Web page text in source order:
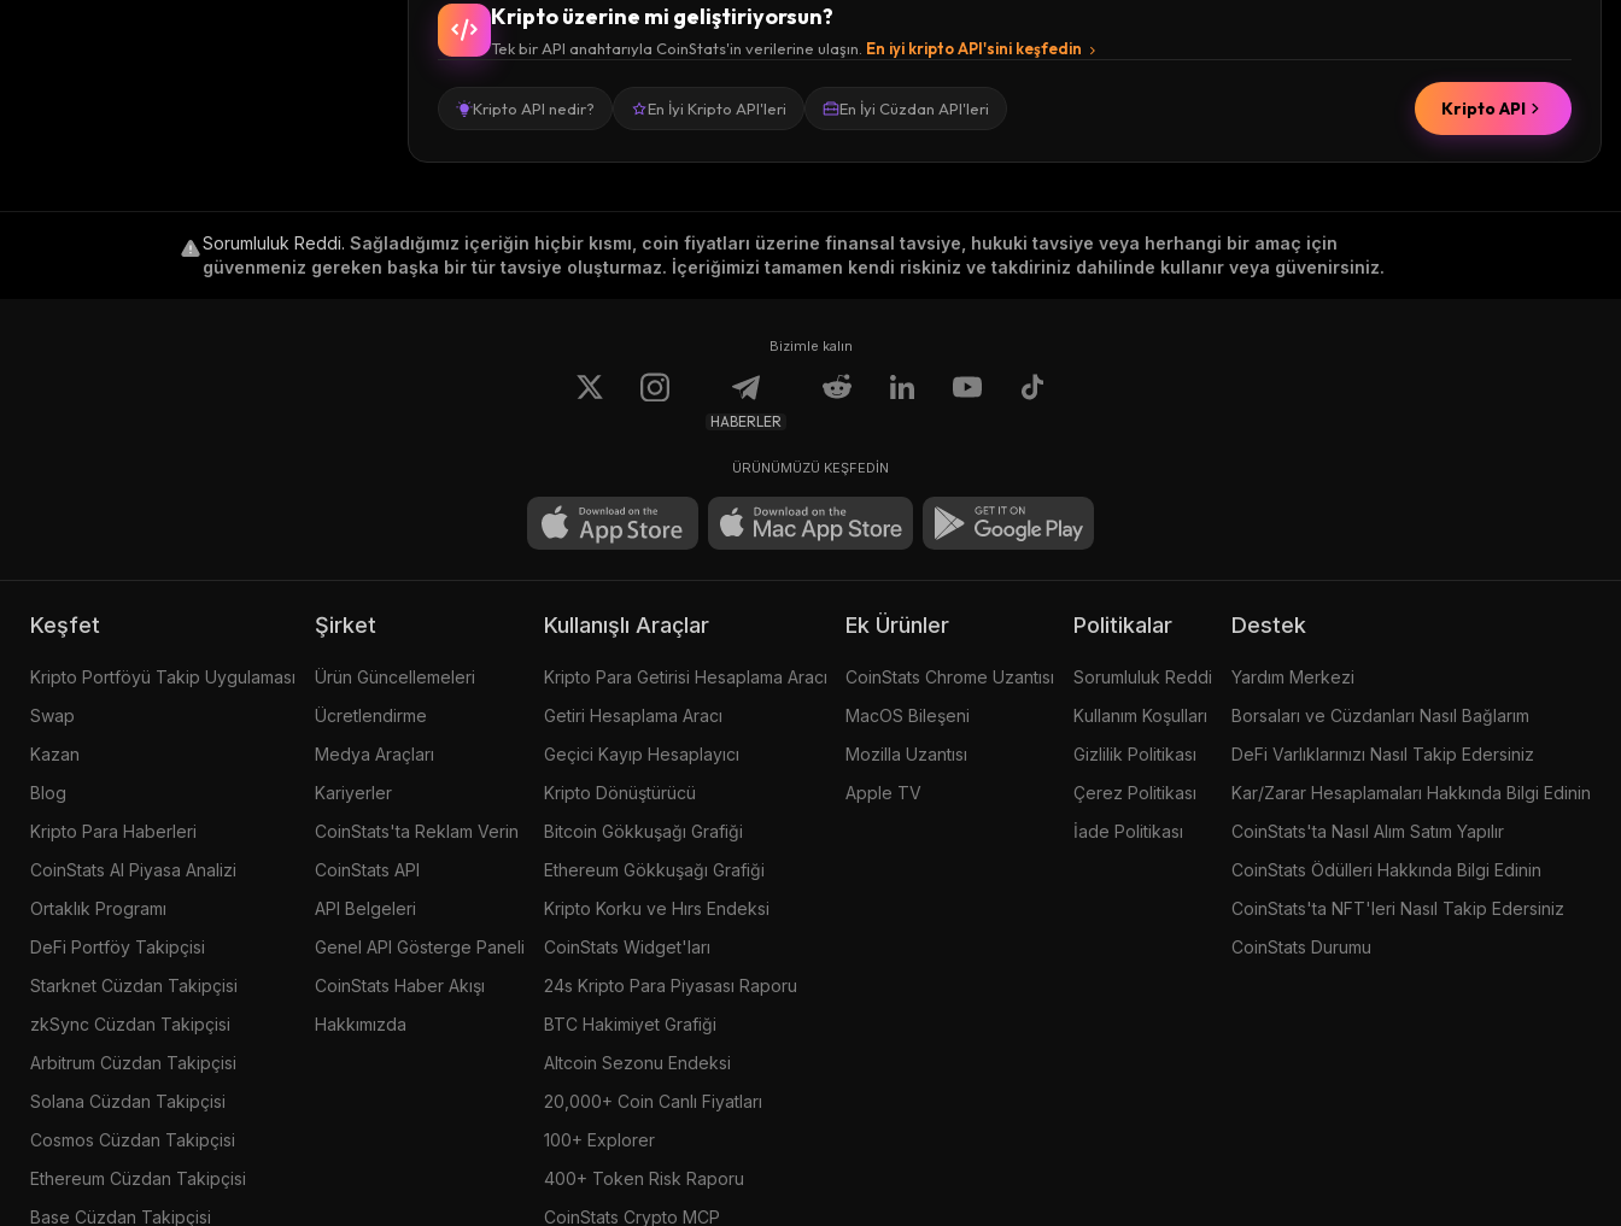
Kripto üzerine mi geliştiriyorsun?
Tek bir API anahtarıyla CoinStats'in verilerine ulaşın. En iyi kripto API'sini keşfedin
Kripto API nedir? En İyi Kripto API'leri En İyi Cüzdan API'leri Kripto API
Sorumluluk Reddi. Sağladığımız içeriğin hiçbir kısmı, coin fiyatları üzerine finansal tavsiye, hukuki tavsiye veya herhangi bir amaç için
güvenmeniz gereken başka bir tür tavsiye oluşturmaz. İçeriğimizi tamamen kendi riskiniz ve takdiriniz dahilinde kullanır veya güvenirsiniz.
Bizimle kalın
HABERLER
ÜRÜNÜMÜZÜ KEŞFEDİN
Keşfet
Kripto Portföyü Takip Uygulaması
Swap
Kazan
Blog
Kripto Para Haberleri
CoinStats AI Piyasa Analizi
Ortaklık Programı
DeFi Portföy Takipçisi
Starknet Cüzdan Takipçisi
zkSync Cüzdan Takipçisi
Arbitrum Cüzdan Takipçisi
Solana Cüzdan Takipçisi
Cosmos Cüzdan Takipçisi
Ethereum Cüzdan Takipçisi
Base Cüzdan Takipçisi
Şirket
Ürün Güncellemeleri
Ücretlendirme
Medya Araçları
Kariyerler
CoinStats'ta Reklam Verin
CoinStats API
API Belgeleri
Genel API Gösterge Paneli
CoinStats Haber Akışı
Hakkımızda
Kullanışlı Araçlar
Kripto Para Getirisi Hesaplama Aracı
Getiri Hesaplama Aracı
Geçici Kayıp Hesaplayıcı
Kripto Dönüştürücü
Bitcoin Gökkuşağı Grafiği
Ethereum Gökkuşağı Grafiği
Kripto Korku ve Hırs Endeksi
CoinStats Widget'ları
24s Kripto Para Piyasası Raporu
BTC Hakimiyet Grafiği
Altcoin Sezonu Endeksi
20,000+ Coin Canlı Fiyatları
100+ Explorer
400+ Token Risk Raporu
CoinStats Crypto MCP
Ek Ürünler
CoinStats Chrome Uzantısı
MacOS Bileşeni
Mozilla Uzantısı
Apple TV
Politikalar
Sorumluluk Reddi
Kullanım Koşulları
Gizlilik Politikası
Çerez Politikası
İade Politikası
Destek
Yardım Merkezi
Borsaları ve Cüzdanları Nasıl Bağlarım
DeFi Varlıklarınızı Nasıl Takip Edersiniz
Kar/Zarar Hesaplamaları Hakkında Bilgi Edinin
CoinStats'ta Nasıl Alım Satım Yapılır
CoinStats Ödülleri Hakkında Bilgi Edinin
CoinStats'ta NFT'leri Nasıl Takip Edersiniz
CoinStats Durumu